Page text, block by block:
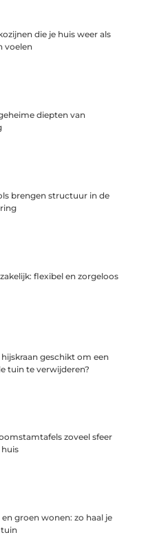
die je huis weer als
voelen
diepten van
brengen structuur in de
flexibel en zorgeloos
geschikt om een
tuin te verwijderen?
zoveel sfeer
groen wonen: zo haal je
tuin